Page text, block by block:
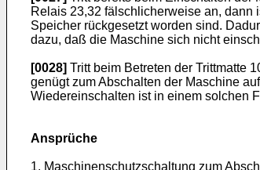
Relais 23,32 fälschlicherweise an,
Speicher rückgesetzt worden sind.
dazu, daß die Maschine sich nicht
[0028] Tritt beim Betreten der Trittmatte
genügt zum Abschalten der Maschine
Wiedereinschalten ist in einem solchen
Ansprüche
1. Maschinenschutzschaltung zum